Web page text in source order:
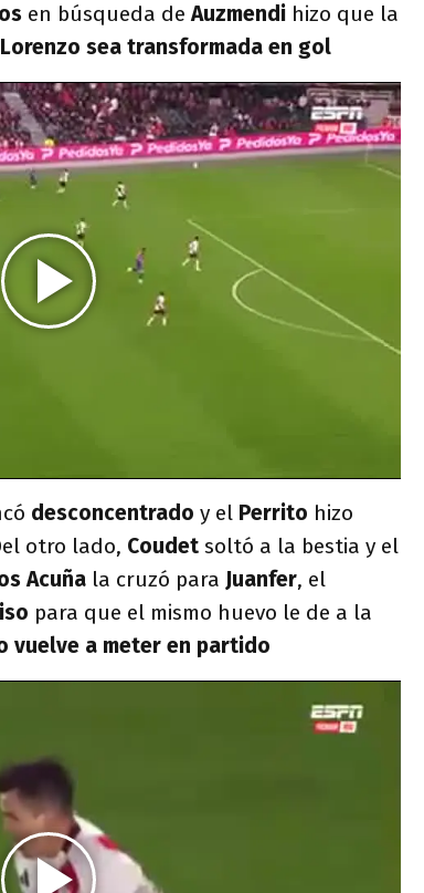
en búsqueda deAuzmendi hizo que la
sea transformada en gol
desconcentrado y el Perrito hizo
otro lado, Coudet soltó a la bestia y el
Acuña la cruzó para Juanfer, el
para que el mismo huevo le de a la
vuelve a meter en partido